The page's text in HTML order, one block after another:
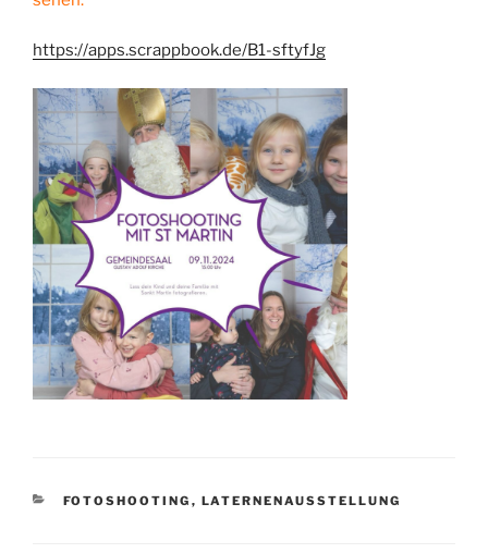
https://apps.scrappbook.de/B1-sftyfJg
KATEGORIEN
FOTOSHOOTING , LATERNENAUSSTELLUNG